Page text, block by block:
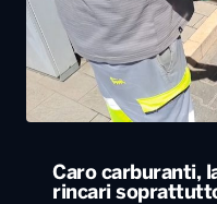
Caro carburanti,
rincari